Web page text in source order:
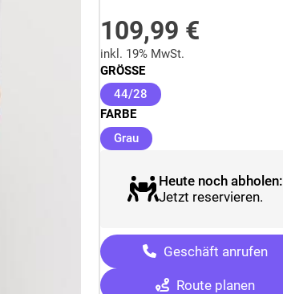
109,99 €
inkl. 19% MwSt.
GRÖSSE
44/28(ausgewählt)
FARBE
Grau(ausgewählt)
Heute noch abholen:
Jetzt reservieren.
Geschäft anrufen
Route planen